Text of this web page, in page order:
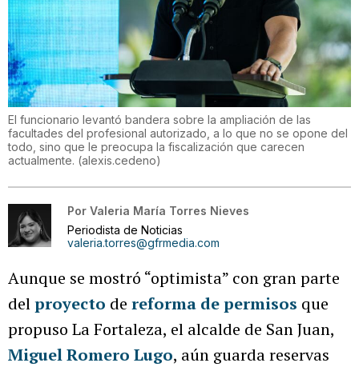
El funcionario levantó bandera sobre la ampliación de las
facultades del profesional autorizado, a lo que no se opone del
todo, sino que le preocupa la fiscalización que carecen
actualmente. (alexis.cedeno)
Por Valeria María Torres Nieves
Periodista de Noticias
valeria.torres@gfrmedia.com
Aunque se mostró “optimista” con gran parte
delproyecto de reforma de permisos que
propuso La Fortaleza, el alcalde de San Juan,
Miguel Romero Lugo, aún guarda reservas